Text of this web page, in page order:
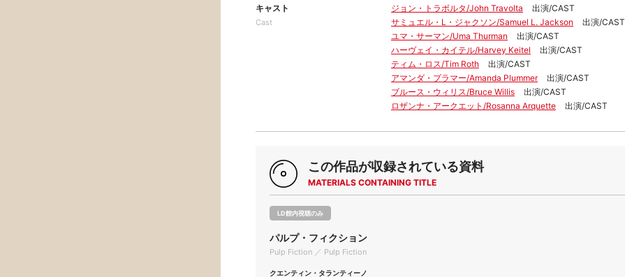
キャスト
Cast
ジョン・トラボルタ/John Travolta
出演/CAST
サミュエル・L・ジャクソン/Samuel L. Jackson
出演/CAST
ユマ・サーマン/Uma Thurman
出演/CAST
ハーヴェイ・カイテル/Harvey Keitel
出演/CAST
ティム・ロス/Tim Roth
出演/CAST
アマンダ・プラマー/Amanda Plummer
出演/CAST
ブルース・ウィリス/Bruce Willis
出演/CAST
ロザンナ・アークエット/Rosanna Arquette
出演/CAST
この作品が収録されている資料
MATERIALS CONTAINING TITLE
LD館内視聴のみ
パルプ・フィクション
Pulp Fiction ／ Pulp Fiction
クエンティン・タランティーノ